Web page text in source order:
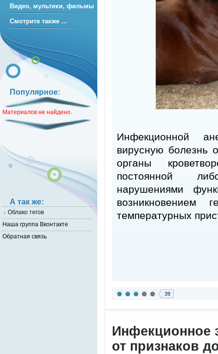
Инфекционной
вирусную болезнь
органы
постоянной
нарушениями
возникновением
температурных
39
Инфекционное
от признаков
Видео, мультики, фильмы
Смотрите также ...
Популярное:
Материалов не найдено.
А так же:
Облако тегов
Наша группа Вконтакте
Обратная связь